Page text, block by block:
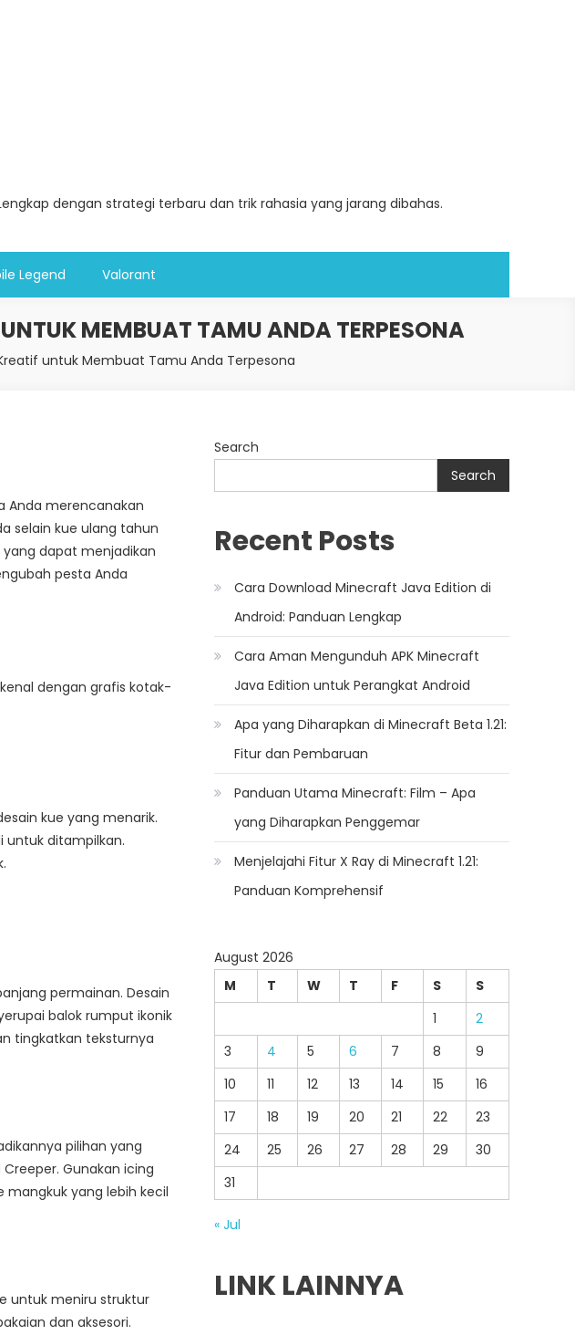
dengan strategi terbaru dan trik rahasia yang jarang dibahas.
Legend Valorant
MEMBUAT TAMU ANDA TERPESONA
untuk Membuat Tamu Anda Terpesona
Anda merencanakan
selain kue ulang tahun
dapat menjadikan
pesta Anda
dengan grafis kotak-
kue yang menarik.
untuk ditampilkan.
permainan. Desain
balok rumput ikonik
tingkatkan teksturnya
pilihan yang
Gunakan icing
yang lebih kecil
untuk meniru struktur
dan aksesori.
Search
Search
Recent Posts
Cara Download Minecraft Java Edition di
Android: Panduan Lengkap
Cara Aman Mengunduh APK Minecraft
Java Edition untuk Perangkat Android
Apa yang Diharapkan di Minecraft Beta 1.21:
Fitur dan Pembaruan
Panduan Utama Minecraft: Film – Apa
yang Diharapkan Penggemar
Menjelajahi Fitur X Ray di Minecraft 1.21:
Panduan Komprehensif
August 2026
M
T W T F S
S
1
2
3
4 5 6 7 8
9
10
11 12 13 14 15
16
17
18 19 20 21 22
23
24
25 26 27 28 29
30
31
« Jul
LINK LAINNYA